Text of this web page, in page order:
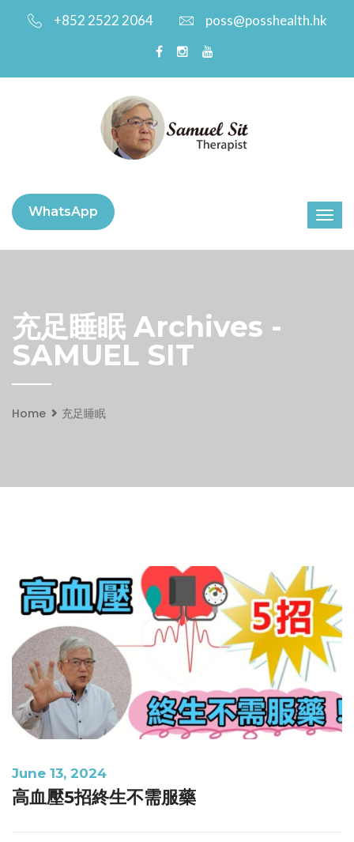
+852 2522 2064 poss@posshealth.hk
WhatsApp
充足睡眠 Archives -
SAMUEL SIT
Home 充足睡眠
June 13, 2024
高血壓5招終生不需服藥